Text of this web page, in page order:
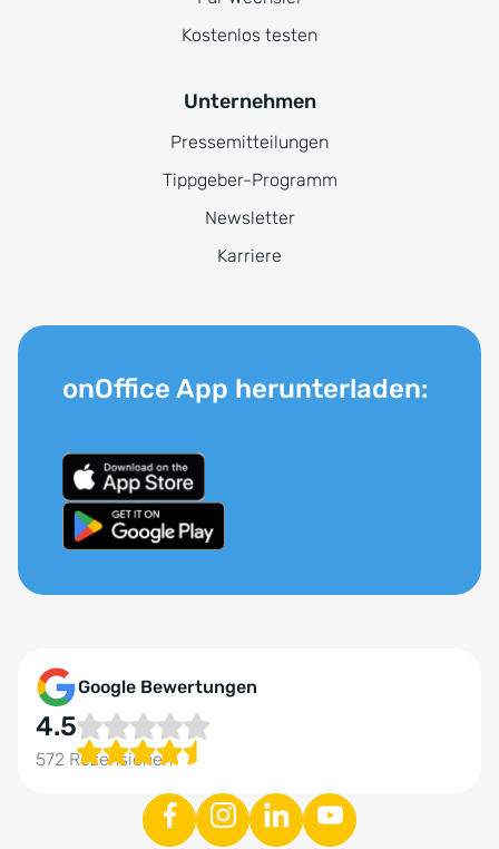
Kostenlos testen
Unternehmen
Pressemitteilungen
Tippgeber-Programm
Newsletter
Karriere
Google Bewertungen
4.5
572 Rezensionen
onOffice App herunterladen: